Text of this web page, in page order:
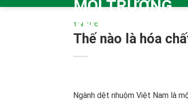
TIN TỨC
Thế nào là hóa
Ngành dệt nhuộm Việt Nam là